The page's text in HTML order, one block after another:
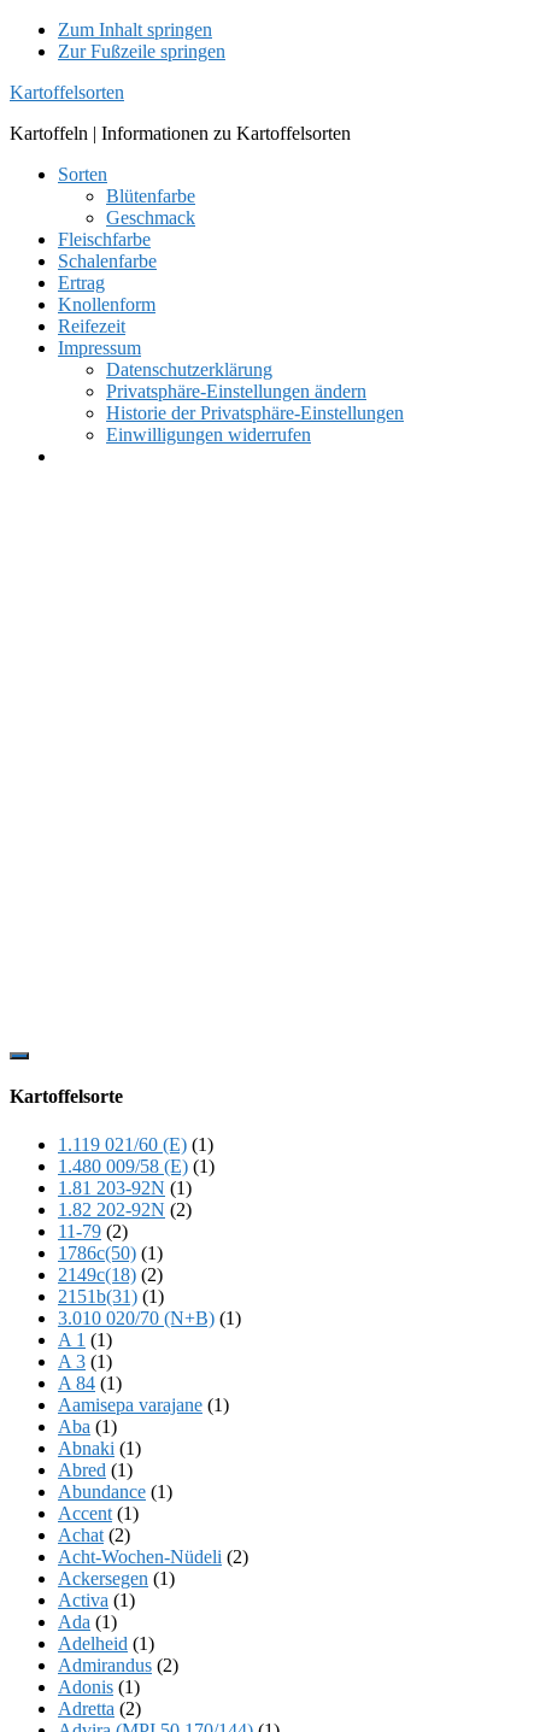
Zum Inhalt springen
Zur Fußzeile springen
Kartoffelsorten
Kartoffeln | Informationen zu Kartoffelsorten
Sorten
Blütenfarbe
Geschmack
Fleischfarbe
Schalenfarbe
Ertrag
Knollenform
Reifezeit
Impressum
Datenschutzerklärung
Privatsphäre-Einstellungen ändern
Historie der Privatsphäre-Einstellungen
Einwilligungen widerrufen
Show
Content
Kartoffelsorte
1.119 021/60 (E) (1)
1.480 009/58 (E) (1)
1.81 203-92N (1)
1.82 202-92N (2)
11-79 (2)
1786c(50) (1)
2149c(18) (2)
2151b(31) (1)
3.010 020/70 (N+B) (1)
A 1 (1)
A 3 (1)
A 84 (1)
Aamisepa varajane (1)
Aba (1)
Abnaki (1)
Abred (1)
Abundance (1)
Accent (1)
Achat (2)
Acht-Wochen-Nüdeli (2)
Ackersegen (1)
Activa (1)
Ada (1)
Adelheid (1)
Admirandus (2)
Adonis (1)
Adretta (2)